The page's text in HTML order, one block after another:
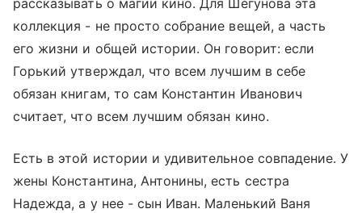
рассказывать о магии кино. Для Шегунова эта
коллекция - не просто собрание вещей, а часть
его жизни и общей истории. Он говорит: если
Горький утверждал, что всем лучшим в себе
обязан книгам, то сам Константин Иванович
считает, что всем лучшим обязан кино.
Есть в этой истории и удивительное совпадение. У
жены Константина, Антонины, есть сестра
Надежда, а у нее - сын Иван. Маленький Ваня